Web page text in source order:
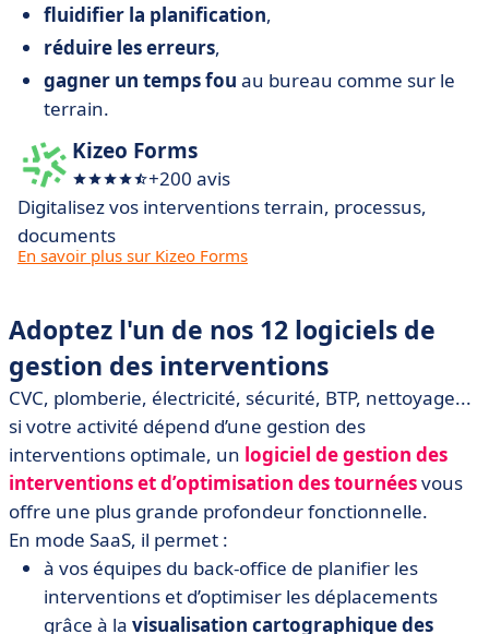
fluidifier la planification,
réduire les erreurs,
gagner un temps fou au bureau comme sur le
terrain.
Kizeo Forms
+200 avis
Digitalisez vos interventions terrain, processus,
documents
En savoir plus sur Kizeo Forms
Adoptez l'un de nos 12 logiciels de
gestion des interventions
CVC, plomberie, électricité, sécurité, BTP, nettoyage...
si votre activité dépend d’une gestion des
interventions optimale, un logiciel de gestion des
interventions et d’optimisation des tournéesvous
offre une plus grande profondeur fonctionnelle.
En mode SaaS, il permet :
à vos équipes du back-office de planifier les
interventions et d’optimiser les déplacements
grâce à la visualisation cartographique des